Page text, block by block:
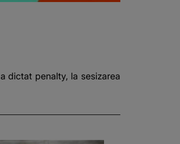
dictat penalty, la sesizarea